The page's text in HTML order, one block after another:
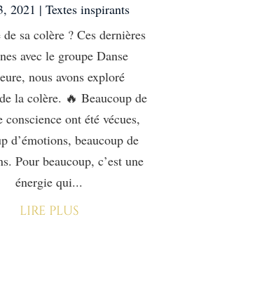
2021 |Textes inspirants
sa colère ? Ces dernières
avec le groupe Danse
nous avons exploré
la colère. 🔥 Beaucoup de
conscience ont été vécues,
d’émotions, beaucoup de
Pour beaucoup, c’est une
énergie qui...
lire plus